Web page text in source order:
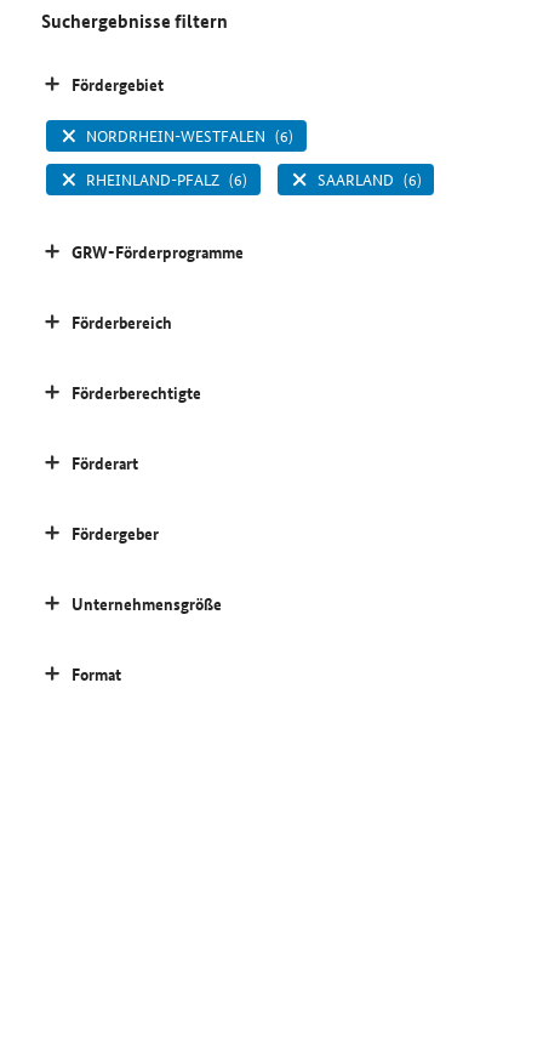
Suchergebnisse filtern
Fördergebiet
NORDRHEIN-WESTFALEN (6)
RHEINLAND-PFALZ (6) SAARLAND (6)
GRW-Förderprogramme
Förderbereich
Förderberechtigte
Förderart
Fördergeber
Unternehmensgröße
Format